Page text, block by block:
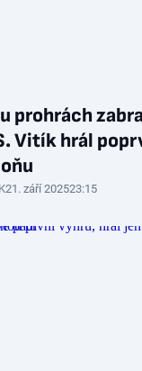
prohrách
Vitík hrál
21. září 202523:15